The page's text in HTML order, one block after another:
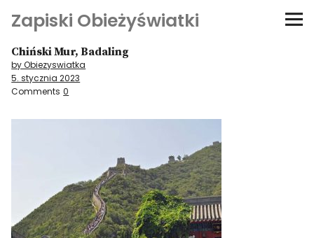
Zapiski Obieżyświatki
Podróże
Kultura i sztuka
Niezwyczajne ściany
Chiński Mur, Badaling
by Obiezyswiatka
5. stycznia 2023
Comments 0